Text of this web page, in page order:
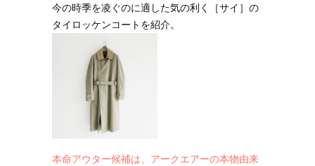
今の時季を凌ぐのに適した気の利く［サイ］の
タイロッケンコートを紹介。
本命アウター候補は、アークエアーの本物由来